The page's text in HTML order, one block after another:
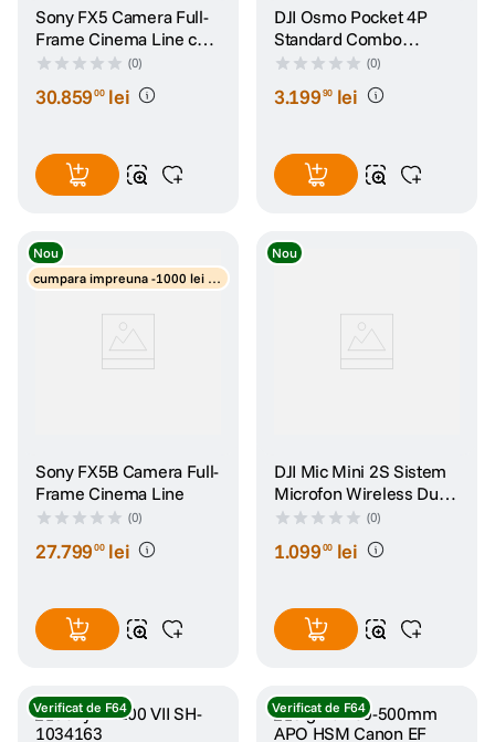
Sony FX5 Camera Full-
Frame Cinema Line cu
Maner XLR (0)
30.85900 lei
DJI Osmo Pocket 4P
Standard Combo
Camera de Actiune
(0)
3.19990 lei
Nou
cumpara impreuna -1000 lei di
Sony FX5B Camera Full-
Frame Cinema Line
(0)
27.79900 lei
Nou
DJI Mic Mini 2S Sistem
Microfon Wireless Dual
2TX + 1 RX + Carcasa
Incarcare
(0)
1.09900 lei
Verificat de F64 Verificat de F64